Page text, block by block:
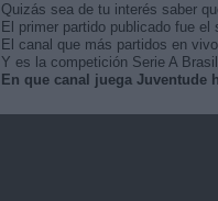
Quizás sea de tu interés saber
El primer partido publicado fue
El canal que más partidos en
Y es la competición Serie A
En que canal juega Juventude